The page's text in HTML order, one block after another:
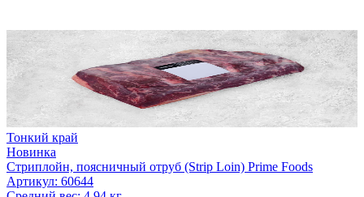
Тонкий край
Новинка
Стриплойн, поясничный отруб (Strip Loin) Prime Foods
Артикул: 60644